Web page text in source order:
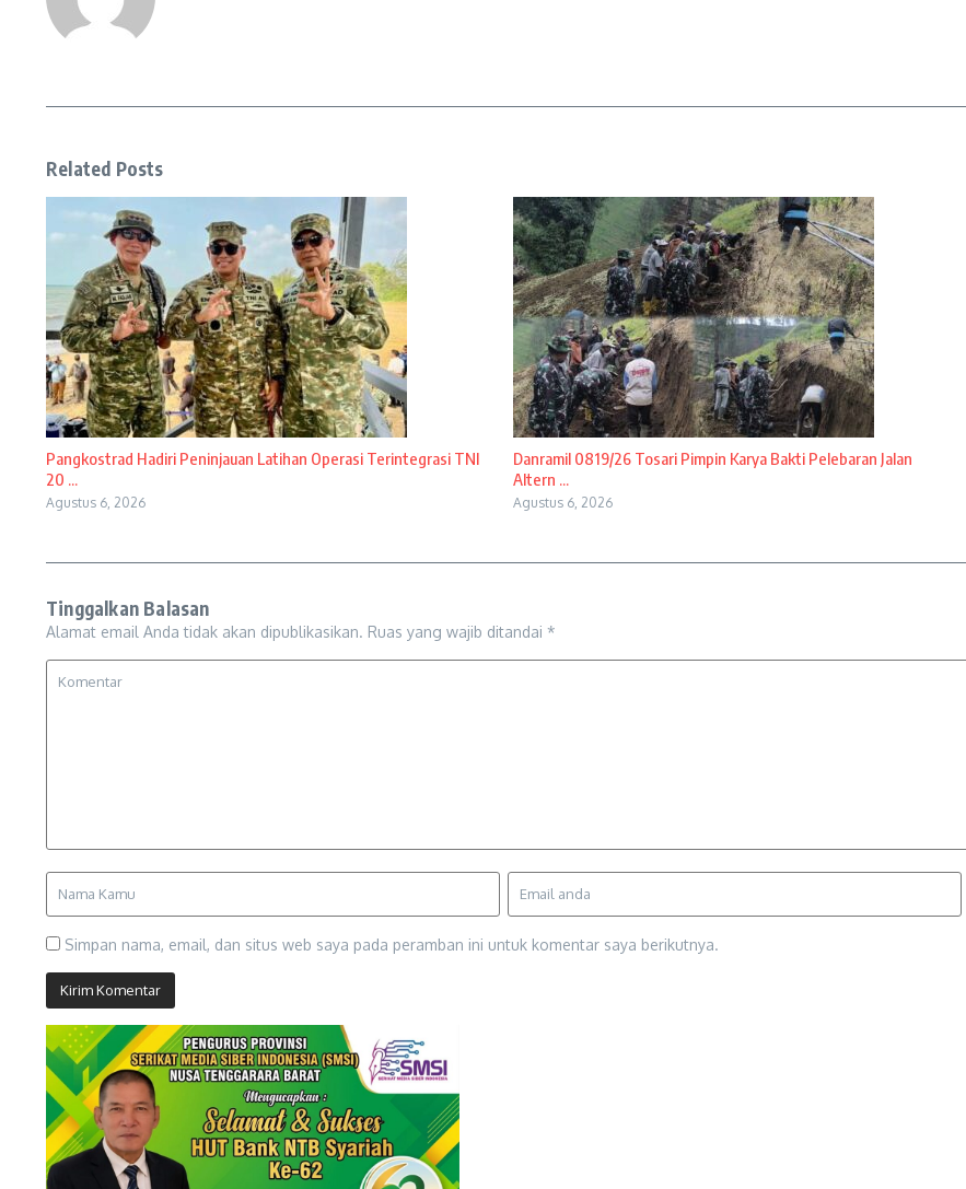
Related Posts
Pangkostrad Hadiri Peninjauan Latihan Operasi Terintegrasi TNI
20 ...
Agustus 6, 2026
Danramil 0819/26 Tosari Pimpin Karya Bakti Pelebaran Jalan
Altern ...
Agustus 6, 2026
Tinggalkan Balasan
Alamat email Anda tidak akan dipublikasikan. Ruas yang wajib ditandai *
Simpan nama, email, dan situs web saya pada peramban ini untuk komentar saya berikutnya.